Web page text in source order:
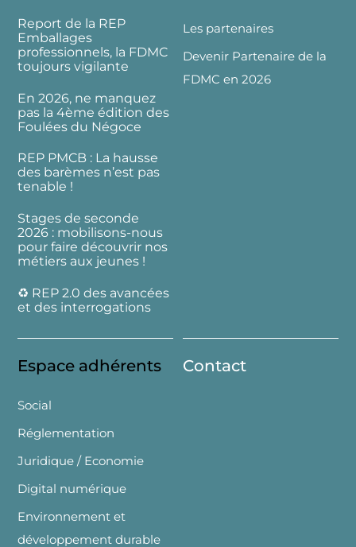
Report de la REP
Emballages
professionnels, la FDMC
toujours vigilante
En 2026, ne manquez
pas la 4ème édition des
Foulées du Négoce
REP PMCB : La hausse
des barèmes n’est pas
tenable !
Stages de seconde
2026 : mobilisons-nous
pour faire découvrir nos
métiers aux jeunes !
♻️ REP 2.0 des avancées
et des interrogations
Les partenaires
Devenir Partenaire de la
FDMC en 2026
Espace adhérents
Social
Réglementation
Juridique / Economie
Digital numérique
Environnement et
développement durable
Contact